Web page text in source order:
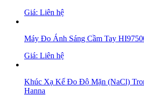
Giá: Liên hệ
Máy Đo Ánh Sáng Cầm Tay
Giá: Liên hệ
Khúc Xạ Kế Đo Độ Mặn (NaCl)
Hanna